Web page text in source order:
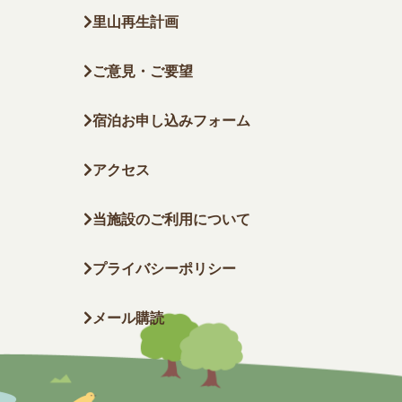
里山再生計画
ご意見・ご要望
宿泊お申し込みフォーム
アクセス
当施設のご利用について
プライバシーポリシー
メール購読